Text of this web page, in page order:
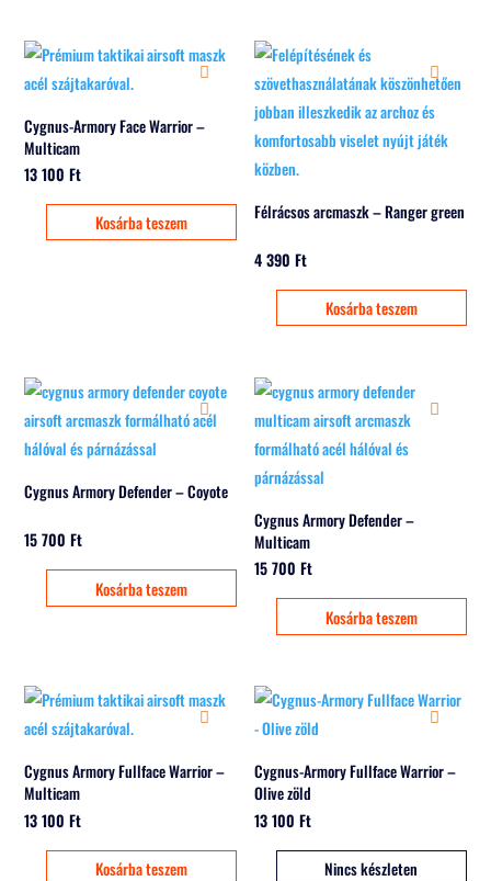
Cygnus-Armory Face Warrior –
Multicam
13 100Ft
Kosárba teszem
Félrácsos arcmaszk – Ranger green
4 390Ft
Kosárba teszem
Cygnus Armory Defender – Coyote
15 700Ft
Kosárba teszem
Cygnus Armory Defender –
Multicam
15 700Ft
Kosárba teszem
Cygnus Armory Fullface Warrior –
Multicam
13 100Ft
Kosárba teszem
Cygnus-Armory Fullface Warrior –
Olive zöld
13 100Ft
Nincs készleten